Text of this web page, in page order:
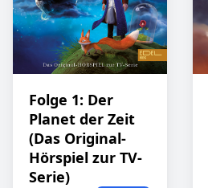
Folge 1: Der
Planet der Zeit
(Das Original-
Hörspiel zur TV-
Serie)